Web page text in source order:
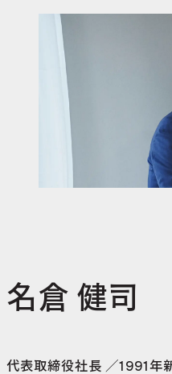
名倉 健司
代表取締役社長 1991年